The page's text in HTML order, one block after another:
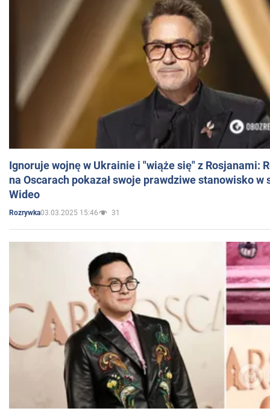
Ignoruje wojnę w Ukrainie i "wiąże się" z Rosjanami:
na Oscarach pokazał swoje prawdziwe stanowisko w
Wideo
Rozrywka03.03.2025 15:46 31